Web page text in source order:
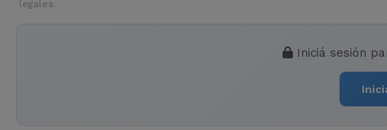
legales.
Iniciá sesión